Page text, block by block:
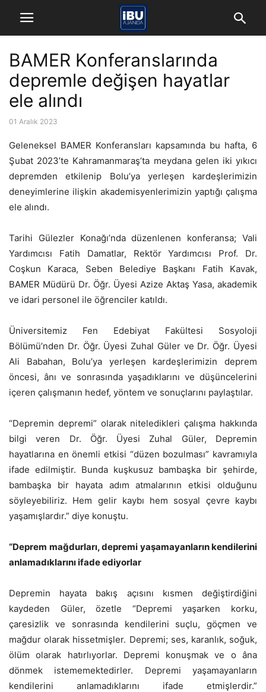
BAMER Konferanslarında
depremle değişen hayatlar
ele alındı
01 Aralık 2023
Geleneksel BAMER Konferansları kapsamında bu hafta, 6
Şubat 2023’te Kahramanmaraş’ta meydana gelen iki yıkıcı
depremden etkilenip Bolu’ya yerleşen kardeşlerimizin
deneyimlerine ilişkin akademisyenlerimizin yaptığı çalışma
ele alındı.
Tarihi Gülezler Konağı’nda düzenlenen konferansa; Vali
Yardımcısı Fatih Damatlar, Rektör Yardımcısı Prof. Dr.
Coşkun Karaca, Seben Belediye Başkanı Fatih Kavak,
BAMER Müdürü Dr. Öğr. Üyesi Azize Aktaş Yasa, akademik
ve idari personel ile öğrenciler katıldı.
Üniversitemiz Fen Edebiyat Fakültesi Sosyoloji
Bölümü’nden Dr. Öğr. Üyesi Zuhal Güler ve Dr. Öğr. Üyesi
Ali Babahan, Bolu’ya yerleşen kardeşlerimizin deprem
öncesi, ânı ve sonrasında yaşadıklarını ve düşüncelerini
içeren çalışmanın hedef, yöntem ve sonuçlarını paylaştılar.
“Depremin depremi” olarak niteledikleri çalışma hakkında
bilgi veren Dr. Öğr. Üyesi Zuhal Güler, Depremin
hayatlarına en önemli etkisi “düzen bozulması” kavramıyla
ifade edilmiştir. Bunda kuşkusuz bambaşka bir şehirde,
bambaşka bir hayata adım atmalarının etkisi olduğunu
söyleyebiliriz. Hem gelir kaybı hem sosyal çevre kaybı
yaşamışlardır.” diye konuştu.
“Deprem mağdurları, depremi yaşamayanların kendilerini
anlamadıklarını ifade ediyorlar
Depremin hayata bakış açısını kısmen değiştirdiğini
kaydeden Güler, özetle “Depremi yaşarken korku,
çaresizlik ve sonrasında kendilerini suçlu, göçmen ve
mağdur olarak hissetmişler. Depremi; ses, karanlık, soğuk,
ölüm olarak hatırlıyorlar. Depremi konuşmak ve o âna
dönmek istememektedirler. Depremi yaşamayanların
kendilerini anlamadıklarını ifade etmişlerdir.”